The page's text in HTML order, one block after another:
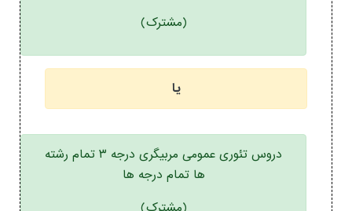
(مشترک)
یا
دروس تئوری عمومی مربیگری درجه ۳ تمام رشته
ها تمام درجه ها